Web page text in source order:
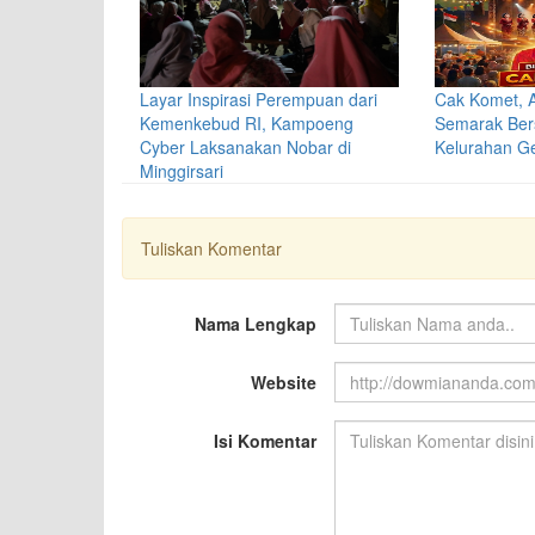
Layar Inspirasi Perempuan dari
Kemenkebud RI, Kampoeng
Cyber Laksanakan Nobar di
Minggirsari
Cak Komet,
Semarak
Kelurahan
Tuliskan Komentar
Nama Lengkap
Website
Isi Komentar